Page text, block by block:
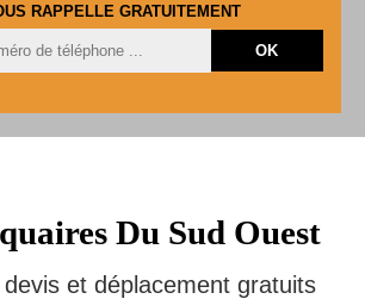
RAPPELLE GRATUITEMENT
Du Sud Ouest
et déplacement gratuits